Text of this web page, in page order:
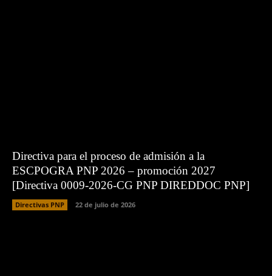
Directiva para el proceso de admisión a la
ESCPOGRA PNP 2026 – promoción 2027
[Directiva 0009-2026-CG PNP DIREDDOC PNP]
Directivas PNP 22 de julio de 2026